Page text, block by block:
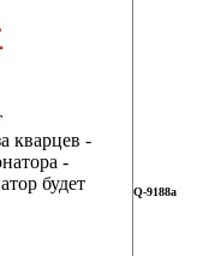
кварцев -
-
будет
Q-9188а